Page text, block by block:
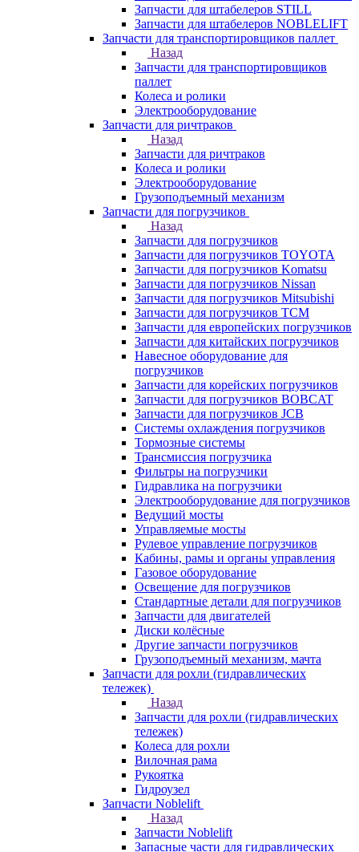
Запчасти для штабелеров STILL
Запчасти для штабелеров NOBLELIFT
Запчасти для транспортировщиков паллет
Назад
Запчасти для транспортировщиков
паллет
Колеса и ролики
Электрооборудование
Запчасти для ричтраков
Назад
Запчасти для ричтраков
Колеса и ролики
Электрооборудование
Грузоподъемный механизм
Запчасти для погрузчиков
Назад
Запчасти для погрузчиков
Запчасти для погрузчиков TOYOTA
Запчасти для погрузчиков Komatsu
Запчасти для погрузчиков Nissan
Запчасти для погрузчиков Mitsubishi
Запчасти для погрузчиков TCM
Запчасти для европейских погрузчиков
Запчасти для китайских погрузчиков
Навесное оборудование для
погрузчиков
Запчасти для корейских погрузчиков
Запчасти для погрузчиков BOBCAT
Запчасти для погрузчиков JCB
Системы охлаждения погрузчиков
Тормозные системы
Трансмиссия погрузчика
Фильтры на погрузчики
Гидравлика на погрузчики
Электрооборудование для погрузчиков
Ведущий мосты
Управляемые мосты
Рулевое управление погрузчиков
Кабины, рамы и органы управления
Газовое оборудование
Освещение для погрузчиков
Стандартные детали для погрузчиков
Запчасти для двигателей
Диски колёсные
Другие запчасти погрузчиков
Грузоподъемный механизм, мачта
Запчасти для рохли (гидравлических
тележек)
Назад
Запчасти для рохли (гидравлических
тележек)
Колеса для рохли
Вилочная рама
Рукоятка
Гидроузел
Запчасти Noblelift
Назад
Запчасти Noblelift
Запасные части для гидравлических